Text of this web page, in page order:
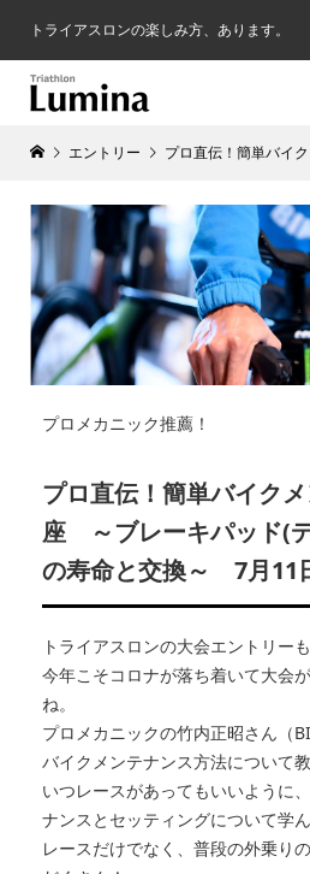
トライアスロンの楽しみ方、あります。
エントリー プロ直伝！簡単バイクメンテナンス講座
プロメカニック推薦！
プロ直伝！簡単バイク
座 ～ブレーキパッド(
の寿命と交換～ 7月11
トライアスロンの大会エントリー
今年こそコロナが落ち着いて大会
ね。
プロメカニックの竹内正昭さん（
バイクメンテナンス方法について教
いつレースがあってもいいように
ナンスとセッティングについて学
レースだけでなく、普段の外乗り